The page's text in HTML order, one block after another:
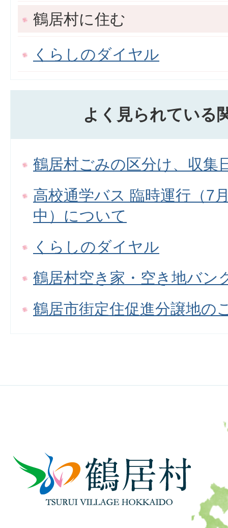
鶴居村に住む
くらしのダイヤル
よく見られている
鶴居村ごみの区分け、収集
高校通学バス 臨時運行（7
中）について
くらしのダイヤル
鶴居村空き家・空き地バン
鶴居市街定住促進分譲地の
鶴